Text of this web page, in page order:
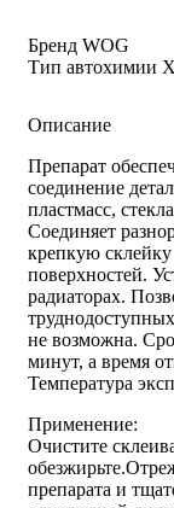
Бренд WOG
Тип автохимии
Описание
Препарат
соединение
пластмасс,
Соединяет
крепкую
поверхностей.
радиаторах.
не возможна.
минут, а время
Температура
Применение:
Очистите
препарата и